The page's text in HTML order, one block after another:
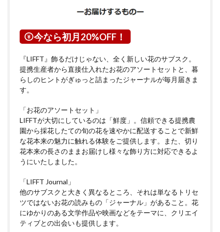
今なら初月20%OFF！
『LIFFT』飾るだけじゃない、全く新しい花のサブスク。
提携生産者から直接仕入れたお花のアソートセットと、暮
らしのヒントがぎゅっと詰まったジャーナルが毎月届きま
す。
「お花のアソートセット」
LIFFTが大切にしているのは「鮮度」。信頼できる提携農
園から採花したての旬の花を速やかに配送することで新鮮
な花本来の魅力に触れる体験をご提供します。また、切り
花本来の長さのままお届けし様々な飾り方に対応できるよ
うにいたしました。
「LIFFT Journal」
他のサブスクと大きく異なるところ、それは単なるトリセ
ツではないお花の読みもの「ジャーナル」があること。花
にゆかりのある文学作品や映画などをテーマに、クリエイ
ティブとの出会いも提供します。